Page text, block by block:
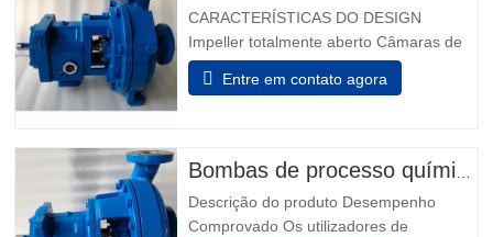
CARACTERÍSTICAS DO DESIGN
Impeller totalmente aberto Câmaras de
vedação projetadas Taperbore
patenteada™ Câmara de Foca PLUS
bordo Isoladores de rolamento híbrido
Inpro VBXX-D Design De Sump
otimizado Rolamentos de impulso de…
Entre em contato agora
Bombas de processo químico modelo 3196
Descrição do produto Desempenho
Comprovado Os utilizadores de